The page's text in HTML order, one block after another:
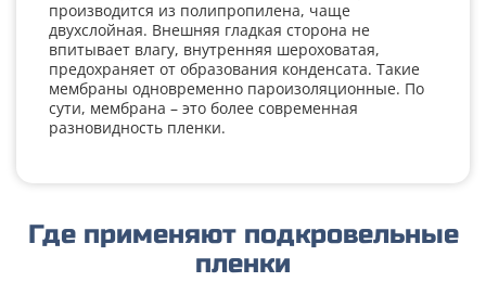
производится из полипропилена, чаще
двухслойная. Внешняя гладкая сторона не
впитывает влагу, внутренняя шероховатая,
предохраняет от образования конденсата. Такие
мембраны одновременно пароизоляционные. По
сути, мембрана – это более современная
разновидность пленки.
Где применяют подкровельные
пленки